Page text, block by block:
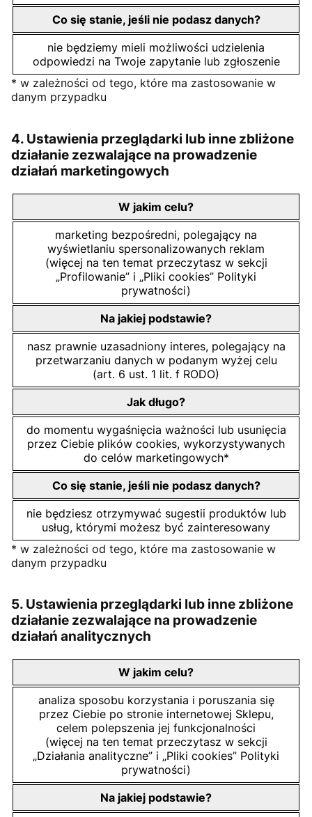
Co się stanie, jeśli nie podasz danych?
nie będziemy mieli możliwości udzielenia
odpowiedzi na Twoje zapytanie lub zgłoszenie
* w zależności od tego, które ma zastosowanie w
danym przypadku
4. Ustawienia przeglądarki lub inne zbliżone
działanie zezwalające na prowadzenie
działań marketingowych
W jakim celu?
marketing bezpośredni, polegający na
wyświetlaniu spersonalizowanych reklam
(więcej na ten temat przeczytasz w sekcji
„Profilowanie” i „Pliki cookies” Polityki
prywatności)
Na jakiej podstawie?
nasz prawnie uzasadniony interes, polegający na
przetwarzaniu danych w podanym wyżej celu
(art. 6 ust. 1 lit. f RODO)
Jak długo?
do momentu wygaśnięcia ważności lub usunięcia
przez Ciebie plików cookies, wykorzystywanych
do celów marketingowych*
Co się stanie, jeśli nie podasz danych?
nie będziesz otrzymywać sugestii produktów lub
usług, którymi możesz być zainteresowany
* w zależności od tego, które ma zastosowanie w
danym przypadku
5. Ustawienia przeglądarki lub inne zbliżone
działanie zezwalające na prowadzenie
działań analitycznych
W jakim celu?
analiza sposobu korzystania i poruszania się
przez Ciebie po stronie internetowej Sklepu,
celem polepszenia jej funkcjonalności
(więcej na ten temat przeczytasz w sekcji
„Działania analityczne” i „Pliki cookies” Polityki
prywatności)
Na jakiej podstawie?